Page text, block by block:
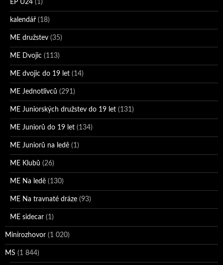
EP U24 (1)
kalendář (18)
ME družstev (35)
ME Dvojic (113)
ME dvojic do 19 let (14)
ME Jednotlivců (291)
ME Juniorských družstev do 19 let (131)
ME Juniorů do 19 let (134)
ME Juniorů na ledě (1)
ME Klubů (26)
ME Na ledě (130)
ME Na travnaté dráze (93)
ME sidecar (1)
Minirozhovor (1 020)
MS (1 844)